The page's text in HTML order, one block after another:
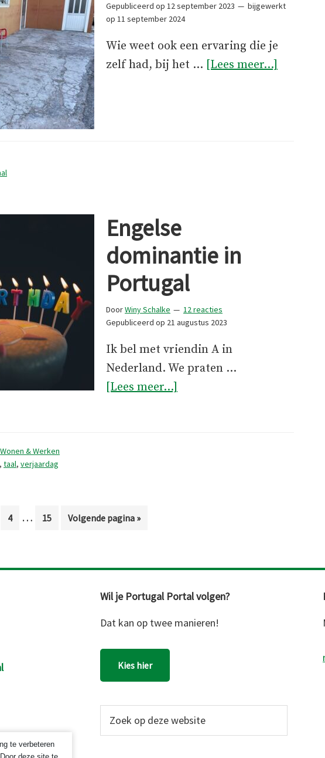
Gepubliceerd op 12 september 2023
bijgewerkt
op 11 september 2024
Wie weet ook een ervaring die je
zelf had, bij het … [Lees meer...]
Engelse
dominantie in
Portugal
DoorWiny Schalke
12 reacties
Gepubliceerd op 21 augustus 2023
Ik bel met vriendin A in
Nederland. We praten …
[Lees meer...]
Wonen & Werken
, taal, verjaardag
Pagina
4
Interim
weggelaten
… Pagina
15
Ga
Volgende pagina »
Wil je Portugal Portal volgen?
Dat kan op twee manieren!
Kies hier
te verbeteren